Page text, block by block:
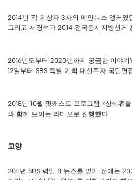
2014년 각 지상파 3사의 메인뉴스 앵커였
그리고 서경석과 2014 전국동시지방선거
2016년도부터 2020년까지 궁금한 이야기
12일부터 SBS 특별 기획 대선주자 국민
2018년 10월 팟캐스트 프로그램 <상식者
와 함께 보이는 라디오로 진행했다.
교양
2011년 SBS 평일 8 뉴스를 맡기 전에는